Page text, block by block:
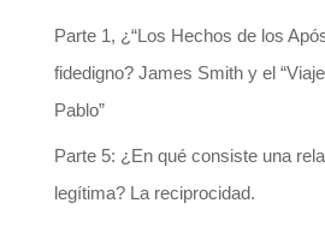
Parte 1, ¿“Los Hechos de los
fidedigno? James Smith y el
Pablo”
Parte 5: ¿En qué consiste una
legítima? La reciprocidad.